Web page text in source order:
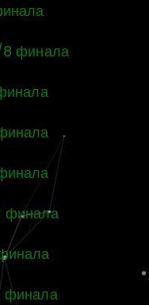
8 финала
финала
финала